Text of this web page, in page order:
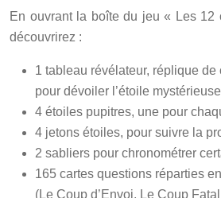
En ouvrant la boîte du jeu « Les 12
découvrirez :
1 tableau révélateur, réplique de
pour dévoiler l’étoile mystérieuse
4 étoiles pupitres, une pour
4 jetons étoiles, pour suivre la
2 sabliers pour chronométrer
165 cartes questions réparties
(Le Coup d’Envoi, Le Coup